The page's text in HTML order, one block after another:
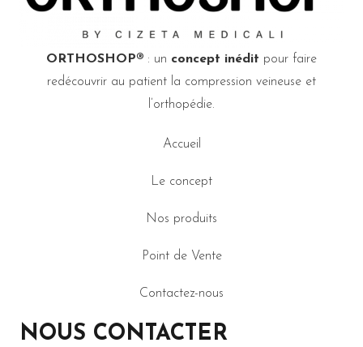
ORTHOSHOP® : un concept inédit pour faire
redécouvrir au patient la compression veineuse et
l’orthopédie.
Accueil
Le concept
Nos produits
Point de Vente
Contactez-nous
NOUS CONTACTER